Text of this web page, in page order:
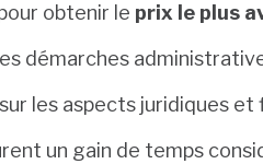
obtenir le prix le plus
démarches
les aspects juridiques
un gain de temps